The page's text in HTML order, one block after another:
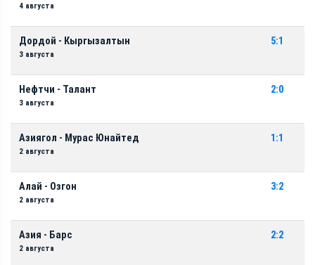
4 августа
Дордой - Кыргызалтын
3 августа
5:1
Нефтчи - Талант
3 августа
2:0
Азиягол - Мурас Юнайтед
2 августа
1:1
Алай - Озгон
2 августа
3:2
Азия - Барс
2 августа
2:2